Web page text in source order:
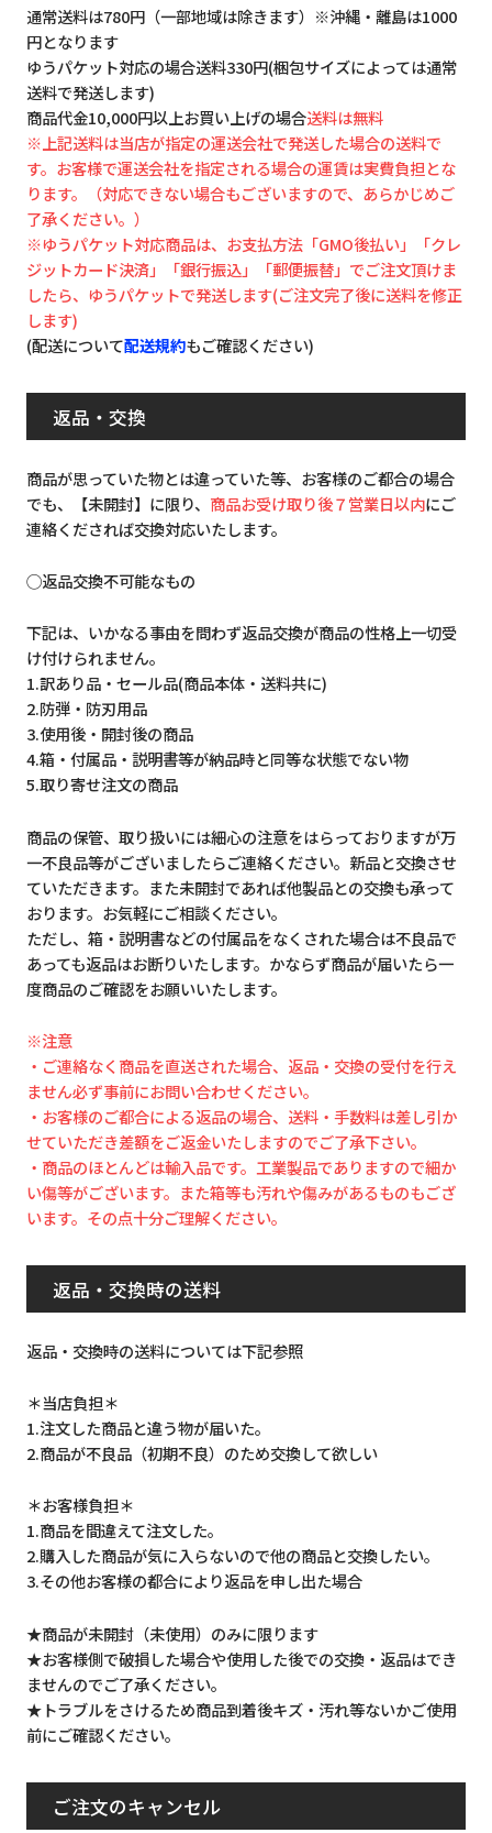
通常送料は780円（一部地域は除きます）※沖縄・離島は1000
円となります
ゆうパケット対応の場合送料330円(梱包サイズによっては通常
送料で発送します)
商品代金10,000円以上お買い上げの場合送料は無料
※上記送料は当店が指定の運送会社で発送した場合の送料で
す。お客様で運送会社を指定される場合の運賃は実費負担とな
ります。（対応できない場合もございますので、あらかじめご
了承ください。）
※ゆうパケット対応商品は、お支払方法「GMO後払い」「クレ
ジットカード決済」「銀行振込」「郵便振替」でご注文頂けま
したら、ゆうパケットで発送します(ご注文完了後に送料を修正
します)
(配送について配送規約もご確認ください)
返品・交換
商品が思っていた物とは違っていた等、お客様のご都合の場合
でも、【未開封】に限り、 商品お受け取り後７営業日以内にご
連絡くだされば交換対応いたします。
◯返品交換不可能なもの
下記は、いかなる事由を問わず返品交換が商品の性格上一切受
け付けられません。
1.訳あり品・セール品(商品本体・送料共に)
2.防弾・防刃用品
3.使用後・開封後の商品
4.箱・付属品・説明書等が納品時と同等な状態でない物
5.取り寄せ注文の商品
商品の保管、取り扱いには細心の注意をはらっておりますが万
一不良品等がございましたらご連絡ください。新品と交換させ
ていただきます。また未開封であれば他製品との交換も承って
おります。お気軽にご相談ください。
ただし、箱・説明書などの付属品をなくされた場合は不良品で
あっても返品はお断りいたします。かならず商品が届いたら一
度商品のご確認をお願いいたします。
※注意
・ご連絡なく商品を直送された場合、返品・交換の受付を行え
ません必ず事前にお問い合わせください。
・お客様のご都合による返品の場合、送料・手数料は差し引か
せていただき差額をご返金いたしますのでご了承下さい。
・商品のほとんどは輸入品です。工業製品でありますので細か
い傷等がございます。また箱等も汚れや傷みがあるものもござ
います。その点十分ご理解ください。
返品・交換時の送料
返品・交換時の送料については下記参照
＊当店負担＊
1.注文した商品と違う物が届いた。
2.商品が不良品（初期不良）のため交換して欲しい
＊お客様負担＊
1.商品を間違えて注文した。
2.購入した商品が気に入らないので他の商品と交換したい。
3.その他お客様の都合により返品を申し出た場合
★商品が未開封（未使用）のみに限ります
★お客様側で破損した場合や使用した後での交換・返品はでき
ませんのでご了承ください。
★トラブルをさけるため商品到着後キズ・汚れ等ないかご使用
前にご確認ください。
ご注文のキャンセル